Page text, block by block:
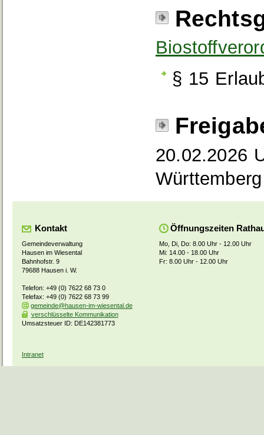
§ 15
20.02.2026
Württemberg
Kontakt
Gemeindeverwaltung
Hausen im Wiesental
Bahnhofstr. 9
79688 Hausen i. W.
Telefon: +49 (0) 7622 68 73 0
Telefax: +49 (0) 7622 68 73 99
gemeinde@hausen-im-wiesental.de
verschlüsselte Kommunikation
Umsatzsteuer ID: DE142381773
Öffnungszeiten
Mo, Di, Do: 8.00 Uhr - 12.00 Uhr
Mi: 14.00 - 18.00 Uhr
Fr: 8.00 Uhr - 12.00 Uhr
Intranet